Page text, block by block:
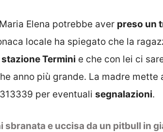
Elena potrebbe aver preso un
locale ha spiegato che la
stazione Termini e che con lei ci
anno più grande. La madre mette
per eventuali segnalazioni.
sbranata e uccisa da un pitbull in